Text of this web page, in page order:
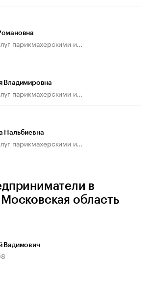
парикмахерскими и...
Владимировна
парикмахерскими и...
Нальбиевна
парикмахерскими и...
в
область
Вадимович